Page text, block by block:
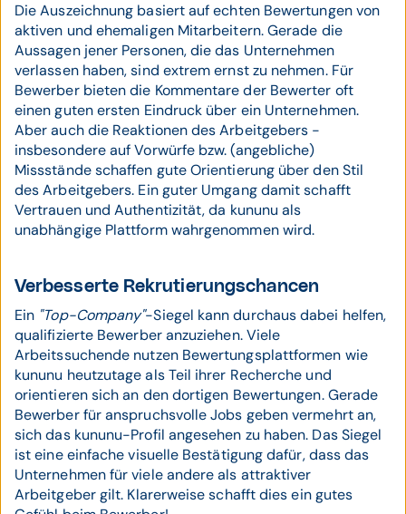
Die Auszeichnung basiert auf echten Bewertungen von
aktiven und ehemaligen Mitarbeitern. Gerade die
Aussagen jener Personen, die das Unternehmen
verlassen haben, sind extrem ernst zu nehmen. Für
Bewerber bieten die Kommentare der Bewerter oft
einen guten ersten Eindruck über ein Unternehmen.
Aber auch die Reaktionen des Arbeitgebers -
insbesondere auf Vorwürfe bzw. (angebliche)
Missstände schaffen gute Orientierung über den Stil
des Arbeitgebers. Ein guter Umgang damit schafft
Vertrauen und Authentizität, da kununu als
unabhängige Plattform wahrgenommen wird.
Verbesserte Rekrutierungschancen
Ein "Top-Company"-Siegel kann durchaus dabei helfen,
qualifizierte Bewerber anzuziehen. Viele
Arbeitssuchende nutzen Bewertungsplattformen wie
kununu heutzutage als Teil ihrer Recherche und
orientieren sich an den dortigen Bewertungen. Gerade
Bewerber für anspruchsvolle Jobs geben vermehrt an,
sich das kununu-Profil angesehen zu haben. Das Siegel
ist eine einfache visuelle Bestätigung dafür, dass das
Unternehmen für viele andere als attraktiver
Arbeitgeber gilt. Klarerweise schafft dies ein gutes